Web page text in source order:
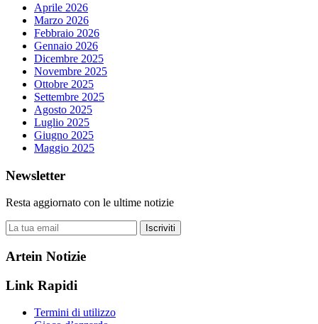
Aprile 2026
Marzo 2026
Febbraio 2026
Gennaio 2026
Dicembre 2025
Novembre 2025
Ottobre 2025
Settembre 2025
Agosto 2025
Luglio 2025
Giugno 2025
Maggio 2025
Newsletter
Resta aggiornato con le ultime notizie
Iscriviti
Artein Notizie
Link Rapidi
Termini di utilizzo